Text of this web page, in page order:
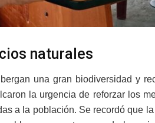
naturales
una gran biodiversidad y
la urgencia de reforzar los
a la población. Se recordó que